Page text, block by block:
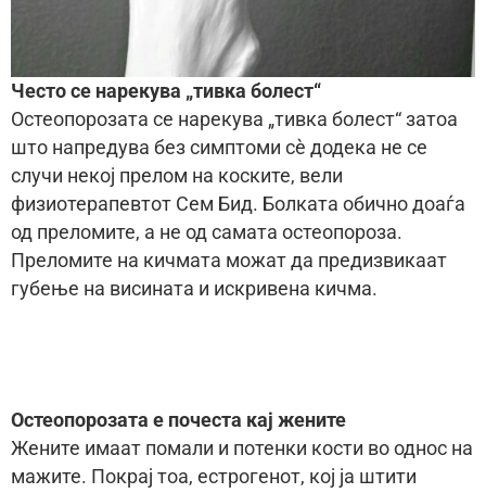
Често се нарекува „тивка болест“
Остеопорозата се нарекува „тивка болест“ затоа
што напредува без симптоми сè додека не се
случи некој прелом на коските, вели
физиотерапевтот Сем Бид. Болката обично доаѓа
од преломите, а не од самата остеопороза.
Преломите на кичмата можат да предизвикаат
губење на висината и искривена кичма.
Остеопорозата е почеста кај жените
Жените имаат помали и потенки кости во однос на
мажите. Покрај тоа, естрогенот, кој ја штити